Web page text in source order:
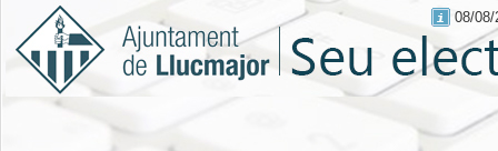
08/08/